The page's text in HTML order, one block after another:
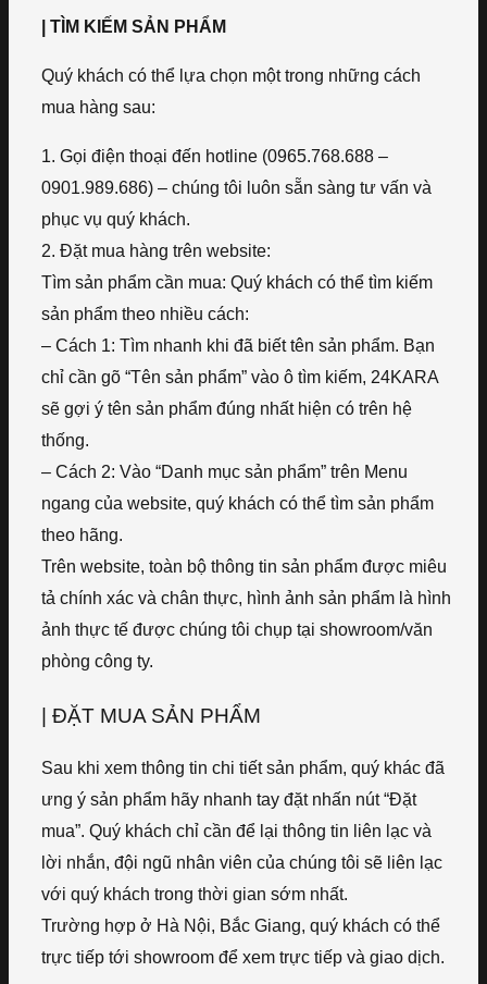
| TÌM KIẾM SẢN PHẨM
Quý khách có thể lựa chọn một trong những cách
mua hàng sau:
1. Gọi điện thoại đến hotline (0965.768.688 –
0901.989.686) – chúng tôi luôn sẵn sàng tư vấn và
phục vụ quý khách.
2. Đặt mua hàng trên website:
Tìm sản phẩm cần mua: Quý khách có thể tìm kiếm
sản phẩm theo nhiều cách:
– Cách 1: Tìm nhanh khi đã biết tên sản phẩm. Bạn
chỉ cần gõ “Tên sản phẩm” vào ô tìm kiếm, 24KARA
sẽ gợi ý tên sản phẩm đúng nhất hiện có trên hệ
thống.
– Cách 2: Vào “Danh mục sản phẩm” trên Menu
ngang của website, quý khách có thể tìm sản phẩm
theo hãng.
Trên website, toàn bộ thông tin sản phẩm được miêu
tả chính xác và chân thực, hình ảnh sản phẩm là hình
ảnh thực tế được chúng tôi chụp tại showroom/văn
phòng công ty.
| ĐẶT MUA SẢN PHẨM
Sau khi xem thông tin chi tiết sản phẩm, quý khác đã
ưng ý sản phẩm hãy nhanh tay đặt nhấn nút “Đặt
mua”. Quý khách chỉ cần để lại thông tin liên lạc và
lời nhắn, đội ngũ nhân viên của chúng tôi sẽ liên lạc
với quý khách trong thời gian sớm nhất.
Trường hợp ở Hà Nội, Bắc Giang, quý khách có thể
trực tiếp tới showroom để xem trực tiếp và giao dịch.